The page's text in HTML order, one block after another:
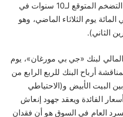
بشأن التضخم. وارتفع مؤشر التضخم المتوقع لـ10 سنوات في
المتحدة إلى 2.29 في المائة يوم الثلاثاء الماضي، وهو
الثاني).
لبنك «جي بي مورغان»، يوم
أرباح البنك للربع الرابع من
بين البيت الأبيض و(الاحتياطي
الفائدة ويعقد جهود إنعاش
العام في السوق هو أن فقدان